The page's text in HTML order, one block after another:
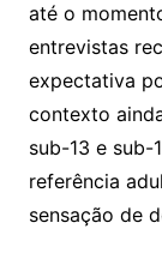
até o
entrevistas
expectativa
contexto
sub-13 e
referência
sensação de